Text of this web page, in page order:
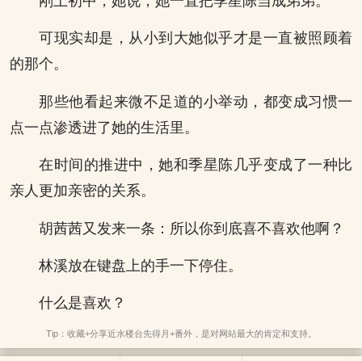
可现实却是，从小到大她似乎才是一直被照顾着
的那个。
那些他看起来微不足道的小举动，都变成习惯一
点一点渗透进了她的生活里。
在时间的推进中，她和季星陈几乎变成了一种比
亲人更加亲密的关系。
胡茜茜又发来一条：所以你到底喜不喜欢他啊？
林溪放在键盘上的手一下停住。
什么是喜欢？
Tip：收藏+分享近水楼台先得月+番外，是对网站最大的肯定和支持。